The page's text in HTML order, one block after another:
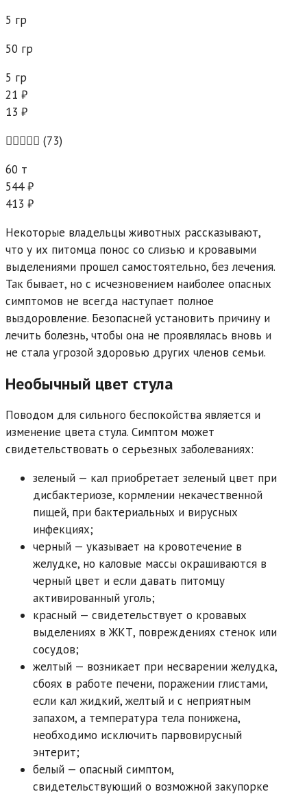
5 гр
50 гр
5 гр
21 ₽
13 ₽
(73)
60 т
544 ₽
413 ₽
Некоторые владельцы животных рассказывают,
что у их питомца понос со слизью и кровавыми
выделениями прошел самостоятельно, без лечения.
Так бывает, но с исчезновением наиболее опасных
симптомов не всегда наступает полное
выздоровление. Безопасней установить причину и
лечить болезнь, чтобы она не проявлялась вновь и
не стала угрозой здоровью других членов семьи.
Необычный цвет стула
Поводом для сильного беспокойства является и
изменение цвета стула. Симптом может
свидетельствовать о серьезных заболеваниях:
зеленый — кал приобретает зеленый цвет при
дисбактериозе, кормлении некачественной
пищей, при бактериальных и вирусных
инфекциях;
черный — указывает на кровотечение в
желудке, но каловые массы окрашиваются в
черный цвет и если давать питомцу
активированный уголь;
красный — свидетельствует о кровавых
выделениях в ЖКТ, повреждениях стенок или
сосудов;
желтый — возникает при несварении желудка,
сбоях в работе печени, поражении глистами,
если кал жидкий, желтый и с неприятным
запахом, а температура тела понижена,
необходимо исключить парвовирусный
энтерит;
белый — опасный симптом,
свидетельствующий о возможной закупорке